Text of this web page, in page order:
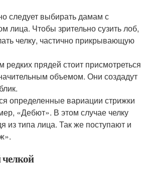
следует выбирать дамам с
лица. Чтобы зрительно сузить лоб,
челку, частично прикрывающую
редких прядей стоит присмотреться
объемом. Они создадут
определенные вариации стрижки
«Дебют». В этом случае челку
из типа лица. Так же поступают и